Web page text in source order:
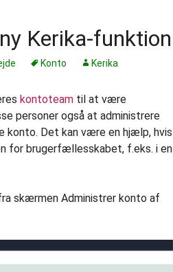
Kerika-funktion
Konto Kerika
kontoteam til at være
personer også at administrere
konto. Det kan være en hjælp, hvis
for brugerfællesskabet, f.eks. i en
skærmen Administrer konto af